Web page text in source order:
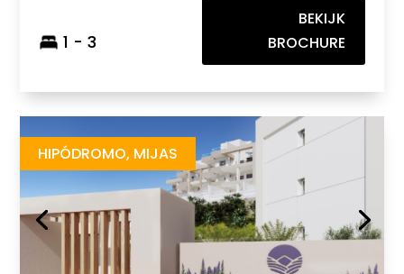
1 - 3
BEKIJK
BROCHURE
HIPÓDROMO, MIJAS